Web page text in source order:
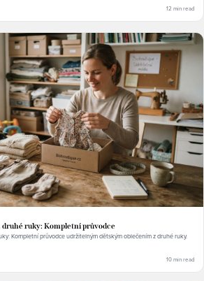
12 min read
ruky: Kompletní průvodce
Kompletní průvodce udržitelným dětským oblečením z druhé ruky.
10 min read